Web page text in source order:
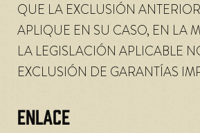
QUE LA EXCLUSIÓN
APLIQUE EN SU CASO, EN LA
LA LEGISLACIÓN APLICABLE
EXCLUSIÓN DE GARANTÍAS
ENLACE